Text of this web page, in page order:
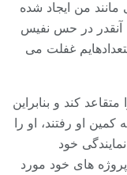
من ایجاد شده
آنقدر در حس نفیس
غفلت می
کند و بنابراین
او رفتند، او را
خود
پروژه های خود مورد